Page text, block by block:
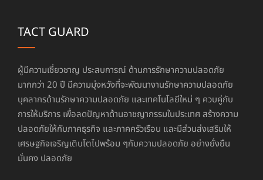
TACT GUARD
ผู้มีความเชี่ยวชาญ ประสบการณ์ ด้านการรักษาความปลอดภัย
มากกว่า 20 ปี มีความมุ่งหวังที่จะพัฒนางานรักษาความปลอดภัย
บุคลากรด้านรักษาความปลอดภัย และเทคโนโลยีใหม่ ๆ ควบคู่กับ
การให้บริการ เพื่อลดปัญหาด้านอาชญากรรมในประเทศ สร้างความ
ปลอดภัยให้กับภาคธุรกิจ และภาคครัวเรือน และมีส่วนส่งเสริมให้
เศรษฐกิจเจริญเติบโตไปพร้อม ๆกับความปลอดภัย อย่างยั่งยืน
มั่นคง ปลอดภัย